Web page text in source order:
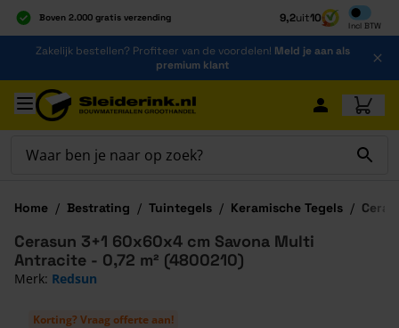
Boven 2.000 gratis verzending
Al 40 jaar dé specialist
Alles onder één dak
9,2uit10
Incl BTW
Inclusief
Ga naar de inhoud
Zakelijk bestellen? Profiteer van de voordelen! Meld je aan als
premium klant
Ga naar hoofdinhoud
Home / Bestrating / Tuintegels / Keramische Tegels /
Korting? Vraag offerte aan!
Cerasun 3+1 60x60x4 cm Savona Multi
Antracite - 0,72 m² (4800210)
Merk: Redsun